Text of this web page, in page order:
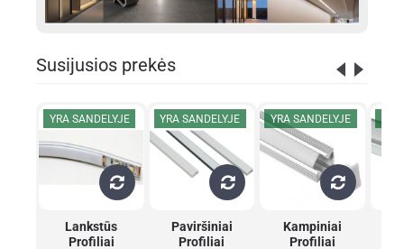
Susijusios prekės
YRA SANDELYJE
Lankstūs
Profiliai
YRA SANDELYJE
Paviršiniai
Profiliai
YRA SANDELYJE
Kampiniai
Profiliai
YRA